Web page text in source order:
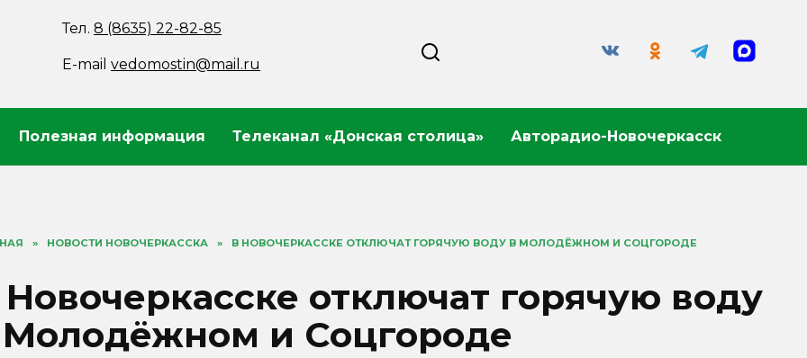
Тел.8 (8635) 22-82-85
E-mailvedomostin@mail.ru
Полезная информация Телеканал «Донская столица» Авторадио-Новочеркасск
» НОВОСТИ НОВОЧЕРКАССКА » В НОВОЧЕРКАССКЕ ОТКЛЮЧАТ ГОРЯЧУЮ ВОДУ В МОЛОДЁЖНОМ И СОЦГОРОДЕ
отключат горячую воду
и Соцгороде